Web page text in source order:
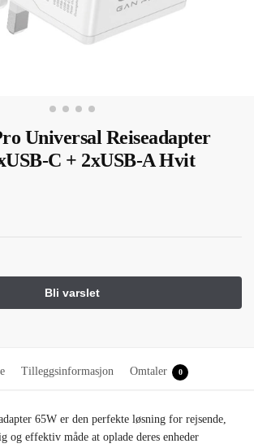
Universal Reiseadapter
C + 2xUSB-A Hvit
Tilleggsinformasjon Omtaler 0
65W er den perfekte løsning for rejsende,
og effektiv måde at oplade deres enheder